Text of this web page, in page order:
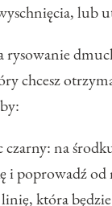
lub
rysowanie
chcesz
na
i poprowadź od
która